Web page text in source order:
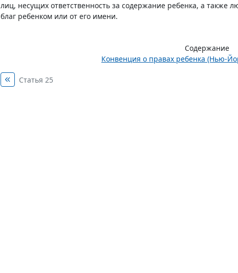
лиц, несущих ответственность за содержание ребенка, а также
благ ребенком или от его имени.
Содержание
Конвенция о правах ребенка (Нью-
Статья 25